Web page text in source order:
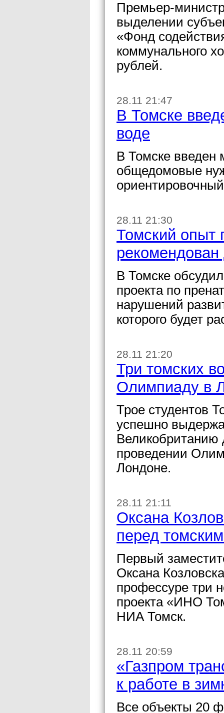
Премьер-
выделении
«Фонд
коммунального
рублей.
28.11 21:47
В Томске
воде
В Томске введен
общедомовые
28.11 21:30
Томский опыт
рекомендован
В Томске
проекта по
нарушений
которого будет
28.11 21:20
Три томских
Олимпиаду в
Трое студентов
успешно
Великобританию
проведении
Лондоне.
28.11 21:11
Оксана
перед
Первый
Оксана
профессуре три
проекта «ИНО
НИА Томск.
28.11 20:59
«Газпром
к работе в
Все объекты 20